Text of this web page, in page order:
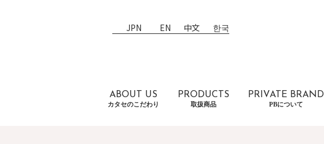
JPN EN 中文 한국
ABOUT US
カタセのこだわり
PRODUCTS
取扱商品
PRIVATE BRAND
PBについて